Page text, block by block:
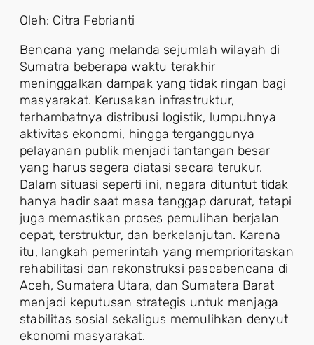
Oleh: Citra Febrianti
Bencana yang melanda sejumlah wilayah di
Sumatra beberapa waktu terakhir
meninggalkan dampak yang tidak ringan bagi
masyarakat. Kerusakan infrastruktur,
terhambatnya distribusi logistik, lumpuhnya
aktivitas ekonomi, hingga terganggunya
pelayanan publik menjadi tantangan besar
yang harus segera diatasi secara terukur.
Dalam situasi seperti ini, negara dituntut tidak
hanya hadir saat masa tanggap darurat, tetapi
juga memastikan proses pemulihan berjalan
cepat, terstruktur, dan berkelanjutan. Karena
itu, langkah pemerintah yang memprioritaskan
rehabilitasi dan rekonstruksi pascabencana di
Aceh, Sumatera Utara, dan Sumatera Barat
menjadi keputusan strategis untuk menjaga
stabilitas sosial sekaligus memulihkan denyut
ekonomi masyarakat.